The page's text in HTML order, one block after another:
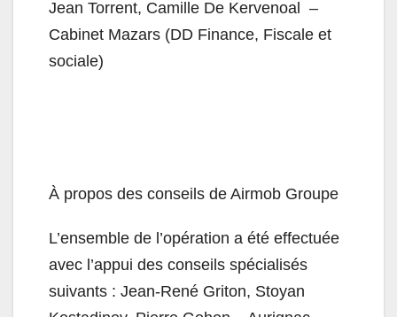
Jean Torrent, Camille De Kervenoal –
Cabinet Mazars (DD Finance, Fiscale et
sociale)
À propos des conseils de Airmob Groupe
L’ensemble de l’opération a été effectuée
avec l’appui des conseils spécialisés
suivants : Jean-René Griton, Stoyan